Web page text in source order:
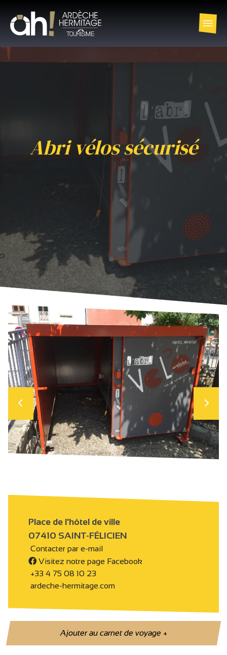
Abri vélos sécurisé
Place de l'hôtel de ville
07410 SAINT-FÉLICIEN
Contacter par e-mail
Visitez notre page Facebook
+33 4 75 08 10 23
ardeche-hermitage.com
Ajouter au carnet de voyage+